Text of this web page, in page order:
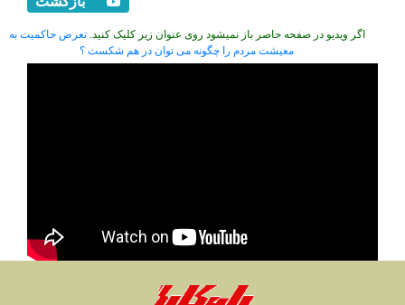
اگر ویدیو در صفحه حاصر باز نمیشود روی عنوان زیر کلیک کنید.تعرض حاکمیت به
معیشت مردم را چگونه می توان در هم شکست ؟